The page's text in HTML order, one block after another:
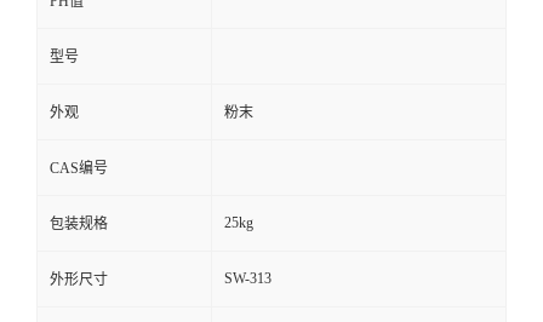
型号
外观 粉末
CAS编号
包装规格 25kg
外形尺寸 SW-313